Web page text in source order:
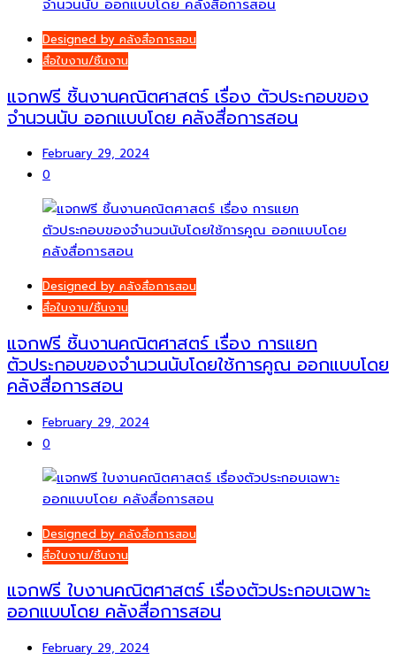
Designed by คลังสื่อการสอน
สื่อใบงาน/ชิ้นงาน
แจกฟรี ชิ้นงานคณิตศาสตร์ เรื่อง ตัวประกอบของ
จำนวนนับ ออกแบบโดย คลังสื่อการสอน
February 29, 2024
0
Designed by คลังสื่อการสอน
สื่อใบงาน/ชิ้นงาน
แจกฟรี ชิ้นงานคณิตศาสตร์ เรื่อง การแยก
ตัวประกอบของจำนวนนับโดยใช้การคูณ ออกแบบโดย
คลังสื่อการสอน
February 29, 2024
0
Designed by คลังสื่อการสอน
สื่อใบงาน/ชิ้นงาน
แจกฟรี ใบงานคณิตศาสตร์ เรื่องตัวประกอบเฉพาะ
ออกแบบโดย คลังสื่อการสอน
February 29, 2024